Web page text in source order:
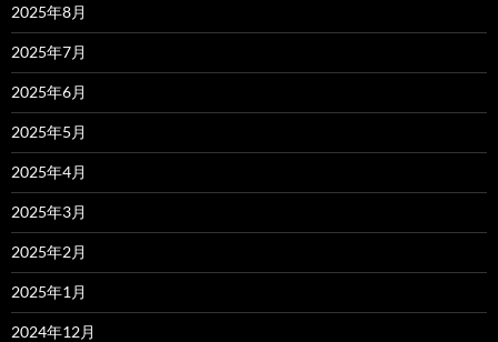
2025年8月
2025年7月
2025年6月
2025年5月
2025年4月
2025年3月
2025年2月
2025年1月
2024年12月